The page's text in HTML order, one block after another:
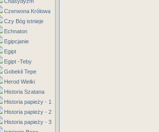
Czerwona Królowa
Czy Bóg istnieje
Echnaton
Egipcjanie
Egipt
Egipt -Teby
Gobekli Tepe
Herod Wielki
Historia Szatana
Historia papieży - 1
Historia papieży - 2
Historia papieży - 3